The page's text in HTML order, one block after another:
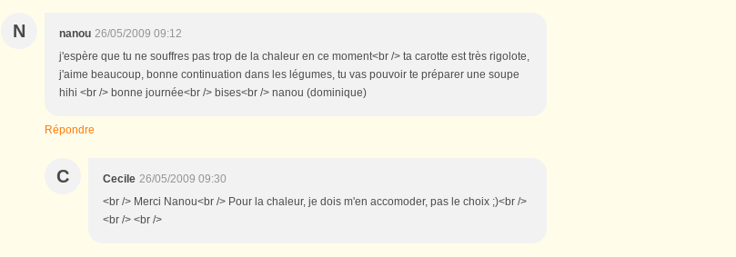
N nanou 26/05/2009 09:12
j'espère que tu ne souffres pas trop de la chaleur en ce moment<br /> ta carotte est très rigolote,
j'aime beaucoup, bonne continuation dans les légumes, tu vas pouvoir te préparer une soupe
hihi <br /> bonne journée<br /> bises<br /> nanou (dominique)
Répondre
C Cecile 26/05/2009 09:30
<br /> Merci Nanou<br /> Pour la chaleur, je dois m'en accomoder, pas le choix ;)<br />
<br /> <br />